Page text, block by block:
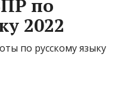
по
2022
по русскому языку